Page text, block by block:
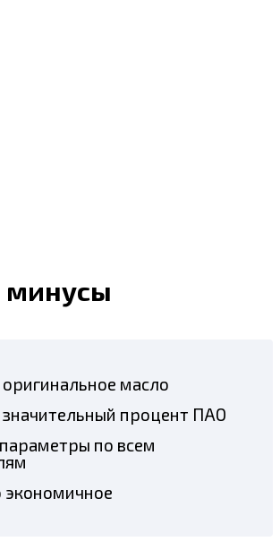
масло
значительный процент ПАО
по всем
экономичное